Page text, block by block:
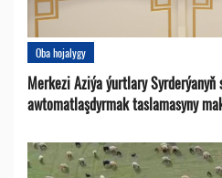
Oba hojalygy
Merkezi Aziýa ýurtlary Syrderýanyň
awtomatlaşdyrmak taslamasyny